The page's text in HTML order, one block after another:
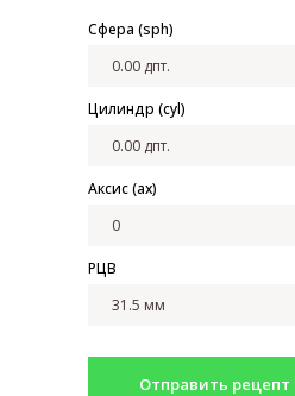
Сфера (sph)
Цилиндр (cyl)
Аксис (ax)
РЦВ
Отправить рецепт